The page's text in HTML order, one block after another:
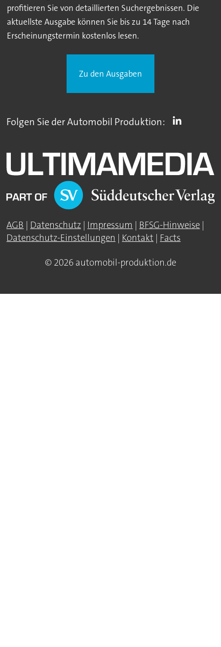
profitieren Sie von detaillierten Suchergebnissen. Die
aktuellste Ausgabe können Sie bis zu 14 Tage nach
Erscheinungstermin kostenlos lesen.
Zu den Ausgaben
Folgen Sie der Automobil Produktion:
AGB Datenschutz Impressum BFSG-Hinweise
Datenschutz-Einstellungen
Kontakt Facts
© 2026 automobil-produktion.de